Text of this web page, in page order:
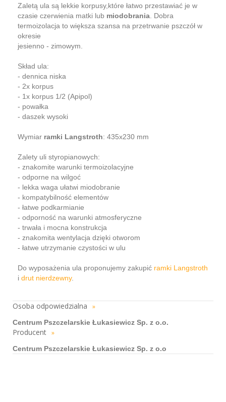
Zaletą ula są lekkie korpusy,które łatwo przestawiać je w
czasie czerwienia matki lub miodobrania . Dobra
termoizolacja to większa szansa na przetrwanie pszczół w
okresie
jesienno - zimowym.
Skład ula:
- dennica niska
- 2x korpus
- 1x korpus 1/2 (Apipol)
- powałka
- daszek wysoki
Wymiar ramki Langstroth: 435x230 mm
Zalety uli styropianowych:
- znakomite warunki termoizolacyjne
- odporne na wilgoć
- lekka waga ułatwi miodobranie
- kompatybilność elementów
- łatwe podkarmianie
- odporność na warunki atmosferyczne
- trwała i mocna konstrukcja
- znakomita wentylacja dzięki otworom
- łatwe utrzymanie czystości w ulu
Do wyposażenia ula proponujemy zakupić ramki Langstroth
i drut nierdzewny.
Osoba odpowiedzialna »
Centrum Pszczelarskie Łukasiewicz Sp. z o.o.
Producent »
Centrum Pszczelarskie Łukasiewicz Sp. z o.o